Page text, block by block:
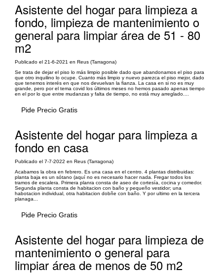
Asistente del hogar para limpieza a
fondo, limpieza de mantenimiento o
general para limpiar área de 51 - 80
m2
Publicado el 21-6-2021 en Reus (Tarragona)
Se trata de dejar el piso lo más limpio posible dado que abandonamos el piso para
que otro inquilino lo ocupe. Cuanto más limpio y nuevo parezca el piso mejor, dado
que tenemos interés en que nos devuelvan la fianza. La casa en si no es muy
grande, pero por el tema covid los últimos meses no hemos pasado apenas tiempo
en el por lo que entre mudanzas y falta de tiempo, no está muy arreglado....
Pide Precio Gratis
Asistente del hogar para limpieza a
fondo en casa
Publicado el 7-7-2022 en Reus (Tarragona)
Acabamos la obra en febrero. Es una casa en el centro. 4 plantas distribuidas:
planta baja es un sótano (aquí no es necesario hacer nada. Fregar todos los
tramos de escalera. Primera planra consta de aseo de cortesía, cocina y comedor.
Segunda planta consta de habitacion con baño y pequeño vestidor; una
habotacion individual, otra habitacion dobñe con baño. Y por ultimo en la tercera
planaga...
Pide Precio Gratis
Asistente del hogar para limpieza de
mantenimiento o general para
limpiar área de menos de 50 m2